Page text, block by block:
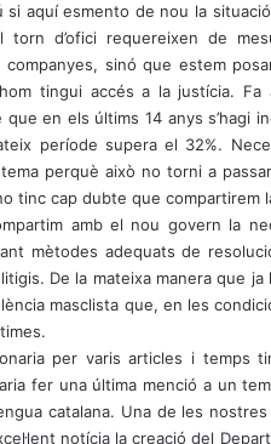
aquí esmento de nou la
torn d’ofici requereixen de
sinó que estem
tingui accés a la justícia. Fa
en els últims 14 anys s’hagi
període supera el 32%.
perquè això no torni a
tinc cap dubte que compartirem
amb el nou govern la
mètodes adequats de
De la mateixa manera que
masclista que, en les
per varis articles i temps
fer una última menció a un
catalana. Una de les
notícia la creació del